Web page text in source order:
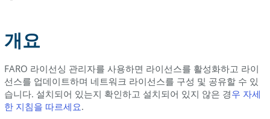
트
오
프
라
인
개요
FARO 라이선싱 관리자를 사용하면 라이선스를 활성화하고 라이
선스를 업데이트하며 네트워크 라이선스를 구성 및 공유할 수 있
습니다. 설치되어 있는지 확인하고 설치되어 있지 않은 경우 자세
한 지침을 따르세요.